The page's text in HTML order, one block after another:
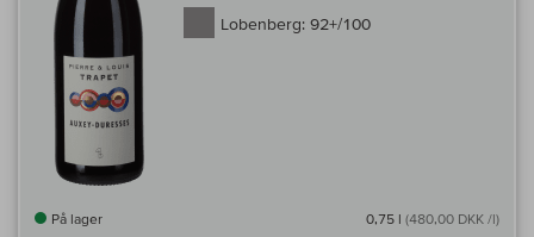
Lobenberg: 92+/100
På lager 0,75 l (480,00 DKK /l)